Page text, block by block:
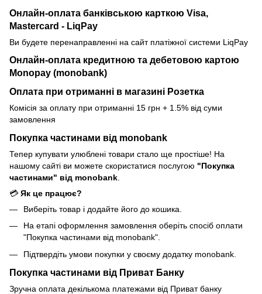
Онлайн-оплата банківською карткою Visa,
Mastercard - LiqPay
Ви будете перенаправленні на сайт платіжної системи LiqPay
Онлайн-оплата кредитною та дебетовою картою
Monopay (monobank)
Оплата при отриманні в магазині Розетка
Комісія за оплату при отриманні 15 грн + 1.5% від суми
замовлення
Покупка частинами від monobank
Тепер купувати улюблені товари стало ще простіше! На
нашому сайті ви можете скористатися послугою "Покупка
частинами" від monobank
💳 Як це працює?
Виберіть товар і додайте його до кошика.
На етапі оформлення замовлення оберіть спосіб оплати
"Покупка частинами від monobank".
Підтвердіть умови покупки у своєму додатку monobank.
Покупка частинами від Приват Банку
Зручна оплата декількома платежами від Приват банку